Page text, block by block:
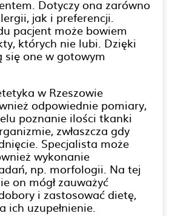
Dotyczy ona zarówno
jak i preferencji.
pacjent może bowiem
których nie lubi. Dzięki
się one w gotowym
w Rzeszowie
odpowiednie pomiary,
poznanie ilości tkanki
zwłaszcza gdy
Specjalista może
wykonanie
np. morfologii. Na tej
on mógł zauważyć
i zastosować dietę,
ich uzupełnienie.